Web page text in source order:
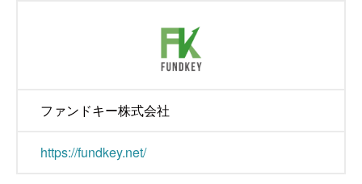
ファンドキー株式会社
https://fundkey.net/